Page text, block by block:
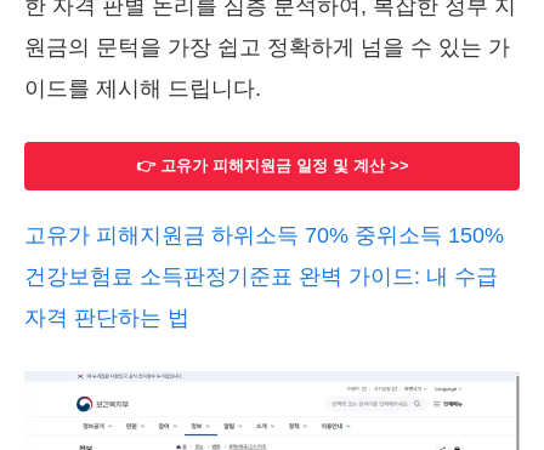
한 자격 판별 논리를 심층 분석하여, 복잡한 정부 지
원금의 문턱을 가장 쉽고 정확하게 넘을 수 있는 가
이드를 제시해 드립니다.
👉 고유가 피해지원금 일정 및 계산 >>
고유가 피해지원금 하위소득 70% 중위소득 150%
건강보험료 소득판정기준표 완벽 가이드: 내 수급
자격 판단하는 법